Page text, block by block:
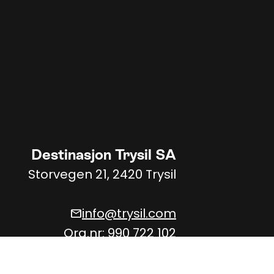
Destinasjon Trysil SA
Storvegen 21, 2420 Trysil
mailinfo@trysil.com
Org.nr: 990 722 102